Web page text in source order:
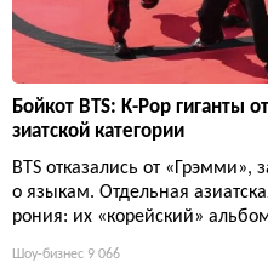
Бойкот BTS: K-Pop гиганты
зиатской категории
BTS отказались от «Грэмми»,
о языкам. Отдельная
рония: их «корейский»
Шоу-бизнес 9 066